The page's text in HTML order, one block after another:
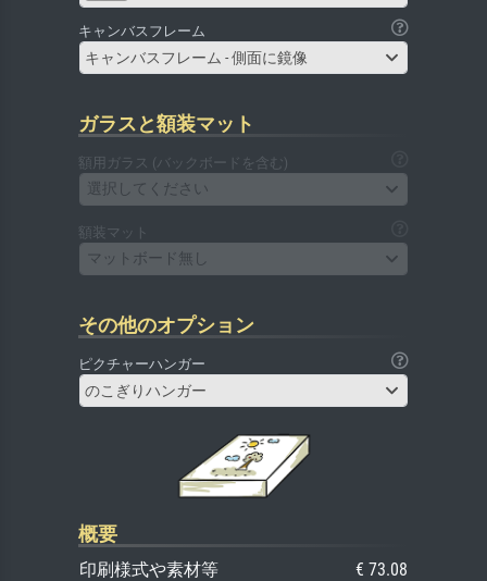
キャンバスフレーム
キャンバスフレーム - 側面に鏡像
ガラスと額装マット
額用ガラス (バックボードを含む)
選択してください
額装マット
マットボード無し
その他のオプション
ピクチャーハンガー
のこぎりハンガー
概要
印刷様式や素材等
€ 73.08